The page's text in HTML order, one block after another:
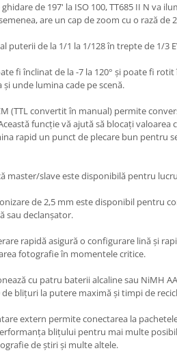
si
de 197' la ISO 100, TT685 II N va
are un cap de zoom cu o rază de
puterii de la 1/1 la 1/128 în trepte de 1/3
fi înclinat de la -7 la 120° și poate fi
unde lumina cade pe scenă.
(TTL convertit în manual) permite
funcție vă ajută să blocați valoarea
rapid un punct de plecare bun pentru
master/slave este disponibilă pentru
de 2,5 mm este disponibil pentru
sau declanșator.
rapidă asigură o configurare lină și
fotografie în momentele critice.
cu patru baterii alcaline sau NiMH
blițuri la putere maximă și timpi de
extern permite conectarea la
blițului pentru mai multe
de știri și multe altele.